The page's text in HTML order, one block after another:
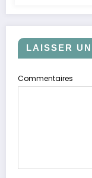
LAISSER
Commentaires